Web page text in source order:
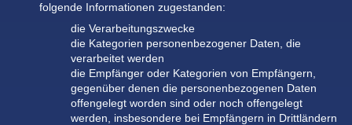
folgende Informationen zugestanden:
die Verarbeitungszwecke
die Kategorien personenbezogener Daten, die
verarbeitet werden
die Empfänger oder Kategorien von Empfängern,
gegenüber denen die personenbezogenen Daten
offengelegt worden sind oder noch offengelegt
werden, insbesondere bei Empfängern in Drittländern